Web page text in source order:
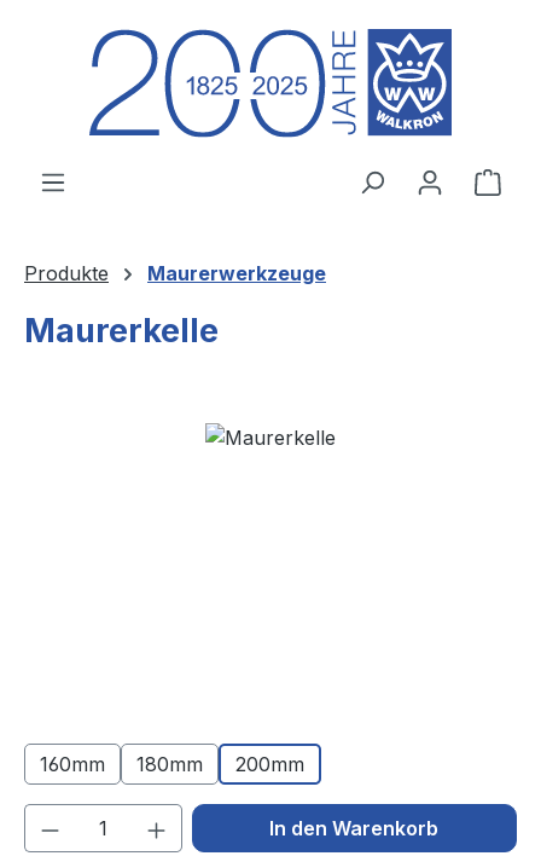
Zum Hauptinhalt springen
Produkte Maurerwerkzeuge
Maurerkelle
Bildergalerie überspringen
160mm 180mm 200mm
Produkt Anzahl: Gib denIn den Warenkorb